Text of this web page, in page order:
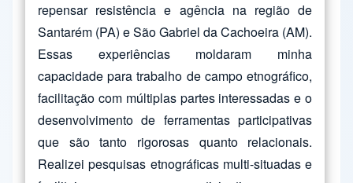
repensar resistência e agência na região de
Santarém (PA) e São Gabriel da Cachoeira (AM).
Essas experiências moldaram minha
capacidade para trabalho de campo etnográfico,
facilitação com múltiplas partes interessadas e o
desenvolvimento de ferramentas participativas
que são tanto rigorosas quanto relacionais.
Realizei pesquisas etnográficas multi-situadas e